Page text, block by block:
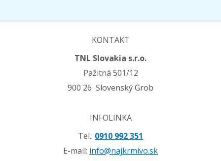
KONTAKT
TNL Slovakia s.r.o.
Pažitná 501/12
900 26 Slovenský Grob
INFOLINKA
Tel.: 0910 992 351
E-mail: info@najkrmivo.sk